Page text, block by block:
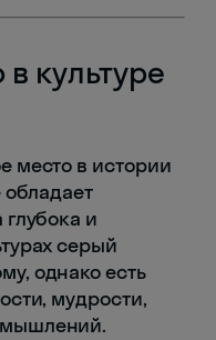
культуре
место в истории
обладает
и
серый
однако есть
мудрости,